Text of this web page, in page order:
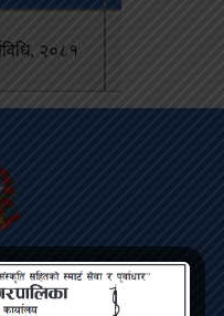
२०८१
City
Lalitpur